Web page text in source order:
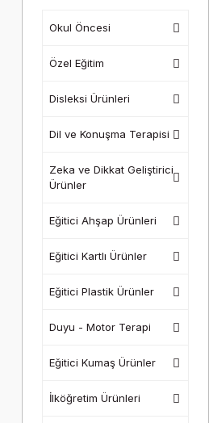
Okul Öncesi
Özel Eğitim
Disleksi Ürünleri
Dil ve Konuşma Terapisi
Zeka ve Dikkat Geliştirici
Ürünler
Eğitici Ahşap Ürünleri
Eğitici Kartlı Ürünler
Eğitici Plastik Ürünler
Duyu - Motor Terapi
Eğitici Kumaş Ürünler
İlköğretim Ürünleri